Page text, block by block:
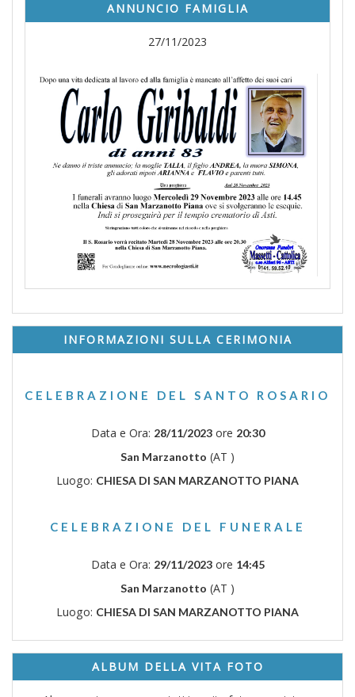
ANNUNCIO FAMIGLIA
27/11/2023
INFORMAZIONI SULLA CERIMONIA
CELEBRAZIONE DEL SANTO ROSARIO
Data e Ora: 28/11/2023ore 20:30
San Marzanotto (AT )
Luogo: CHIESA DI SAN MARZANOTTO PIANA
CELEBRAZIONE DEL FUNERALE
Data e Ora: 29/11/2023ore 14:45
San Marzanotto (AT )
Luogo: CHIESA DI SAN MARZANOTTO PIANA
ALBUM DELLA VITA FOTO